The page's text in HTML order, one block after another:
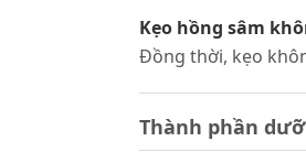
Kẹo hồng sâm
Đồng thời, kẹo
Thành phần